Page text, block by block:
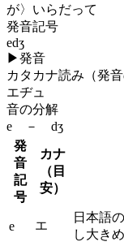
が〉いらだって
発音記号
edʒ
▶発音
カタカナ読み（発音
エヂュ
音の分解
e － dʒ
発
音
記
号
カナ
（目
安）
e エ
日本語
し大き